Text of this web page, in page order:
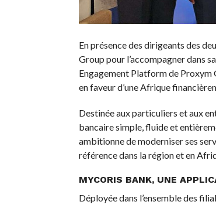
En présence des dirigeants des
Group pour l’accompagner dans
Engagement Platform de Proxym
en faveur d’une Afrique
Destinée aux particuliers et aux
bancaire simple, fluide et
ambitionne de moderniser ses
référence dans la région et en
MYCORIS BANK, UNE
Déployée dans l’ensemble des